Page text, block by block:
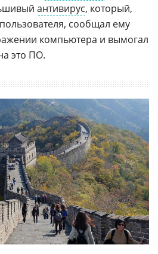
антивирус, который,
сообщал ему
компьютера и вымогал
это ПО.